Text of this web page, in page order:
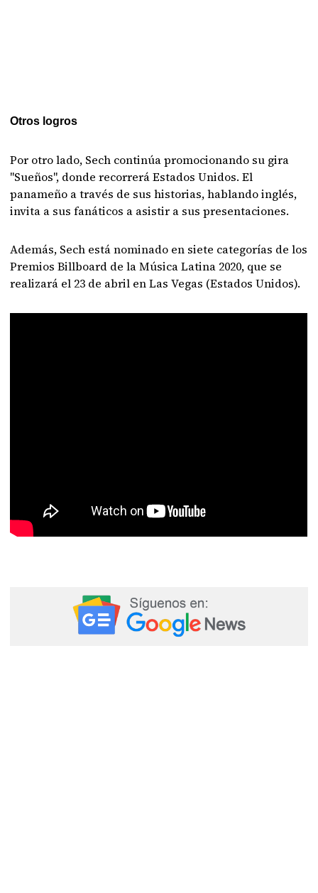
Otros logros
Por otro lado, Sech continúa promocionando su gira
"Sueños", donde recorrerá Estados Unidos. El
panameño a través de sus historias, hablando inglés,
invita a sus fanáticos a asistir a sus presentaciones.
Además, Sech está nominado en siete categorías de los
Premios Billboard de la Música Latina 2020, que se
realizará el 23 de abril en Las Vegas (Estados Unidos).